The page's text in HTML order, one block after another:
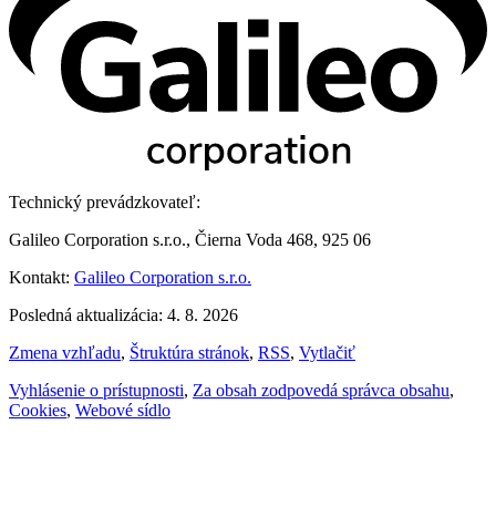
Technický prevádzkovateľ:
Galileo Corporation s.r.o., Čierna Voda 468, 925 06
Kontakt: Galileo Corporation s.r.o.
Posledná aktualizácia: 4. 8. 2026
Zmena vzhľadu, Štruktúra stránok, RSS, Vytlačiť
Vyhlásenie o prístupnosti, Za obsah zodpovedá správca obsahu,
Cookies, Webové sídlo